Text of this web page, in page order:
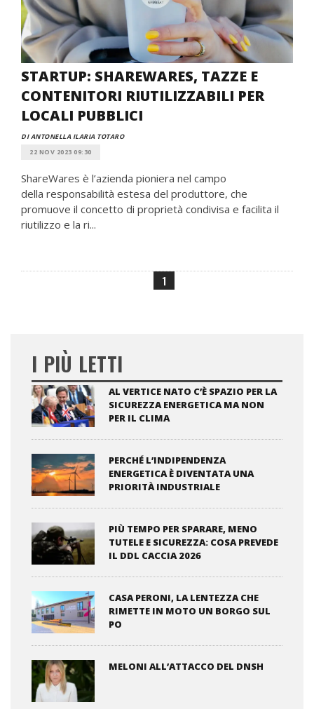
STARTUP: SHAREWARES, TAZZE E
CONTENITORI RIUTILIZZABILI PER
LOCALI PUBBLICI
DI ANTONELLA ILARIA TOTARO
22 NOV 2023 09:30
ShareWares è l’azienda pioniera nel campo
della responsabilità estesa del produttore, che
promuove il concetto di proprietà condivisa e facilita il
riutilizzo e la ri...
1
I PIÙ LETTI
AL VERTICE NATO C’È SPAZIO PER LA
SICUREZZA ENERGETICA MA NON
PER IL CLIMA
PERCHÉ L’INDIPENDENZA
ENERGETICA È DIVENTATA UNA
PRIORITÀ INDUSTRIALE
PIÙ TEMPO PER SPARARE, MENO
TUTELE E SICUREZZA: COSA PREVEDE
IL DDL CACCIA 2026
CASA PERONI, LA LENTEZZA CHE
RIMETTE IN MOTO UN BORGO SUL
PO
MELONI ALL’ATTACCO DEL DNSH